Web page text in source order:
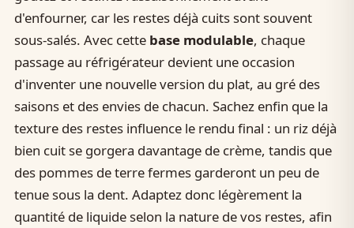
d'enfourner, car les restes déjà cuits sont souvent
sous-salés. Avec cette base modulable, chaque
passage au réfrigérateur devient une occasion
d'inventer une nouvelle version du plat, au gré des
saisons et des envies de chacun. Sachez enfin que la
texture des restes influence le rendu final : un riz déjà
bien cuit se gorgera davantage de crème, tandis que
des pommes de terre fermes garderont un peu de
tenue sous la dent. Adaptez donc légèrement la
quantité de liquide selon la nature de vos restes, afin